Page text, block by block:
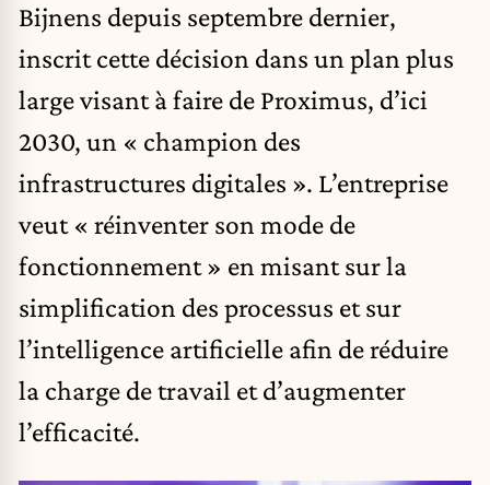
Bijnens depuis septembre dernier,
inscrit cette décision dans un plan plus
large visant à faire de Proximus, d’ici
2030, un « champion des
infrastructures digitales ». L’entreprise
veut « réinventer son mode de
fonctionnement » en misant sur la
simplification des processus et sur
l’intelligence artificielle afin de réduire
la charge de travail et d’augmenter
l’efficacité.